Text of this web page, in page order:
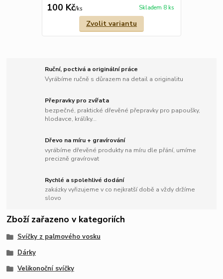
100 Kč/ks Skladem 8 ks
Zvolit variantu
Ruční, poctivá a originální práce
Vyrábíme ručně s důrazem na detail a originalitu
Přepravky pro zvířata
bezpečné, praktické dřevěné přepravky pro papoušky,
hlodavce, králíky...
Dřevo na míru + gravírování
vyrábíme dřevěné produkty na míru dle přání, umíme
precizně gravírovat
Rychlé a spolehlivé dodání
zakázky vyřizujeme v co nejkratší době a vždy držíme
slovo
Zboží zařazeno v kategoriích
Svíčky z palmového vosku
Dárky
Velikonoční svíčky